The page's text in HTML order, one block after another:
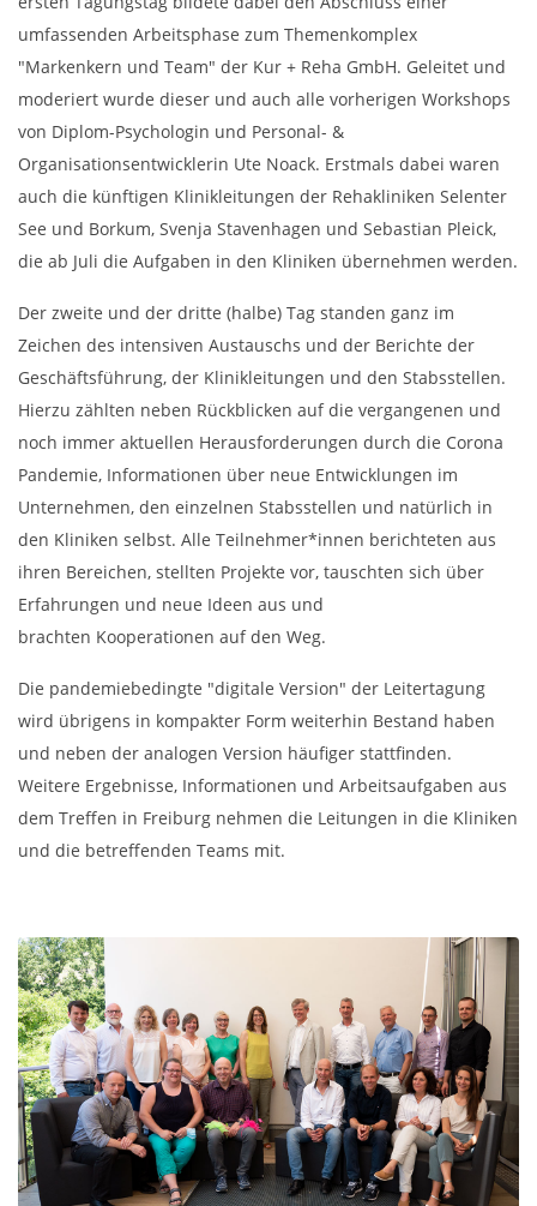
umfassenden Arbeitsphase zum Themenkomplex
"Markenkern und Team" der Kur + Reha GmbH. Geleitet und
moderiert wurde dieser und auch alle vorherigen Workshops
von Diplom-Psychologin und Personal- &
Organisationsentwicklerin Ute Noack. Erstmals dabei waren
auch die künftigen Klinikleitungen der Rehakliniken Selenter
See und Borkum, Svenja Stavenhagen und Sebastian Pleick,
die ab Juli die Aufgaben in den Kliniken übernehmen werden.
Der zweite und der dritte (halbe) Tag standen ganz im
Zeichen des intensiven Austauschs und der Berichte der
Geschäftsführung, der Klinikleitungen und den Stabsstellen.
Hierzu zählten neben Rückblicken auf die vergangenen und
noch immer aktuellen Herausforderungen durch die Corona
Pandemie, Informationen über neue Entwicklungen im
Unternehmen, den einzelnen Stabsstellen und natürlich in
den Kliniken selbst. Alle Teilnehmer*innen berichteten aus
ihren Bereichen, stellten Projekte vor, tauschten sich über
Erfahrungen und neue Ideen aus und
brachten Kooperationen auf den Weg.
Die pandemiebedingte "digitale Version" der Leitertagung
wird übrigens in kompakter Form weiterhin Bestand haben
und neben der analogen Version häufiger stattfinden.
Weitere Ergebnisse, Informationen und Arbeitsaufgaben aus
dem Treffen in Freiburg nehmen die Leitungen in die Kliniken
und die betreffenden Teams mit.